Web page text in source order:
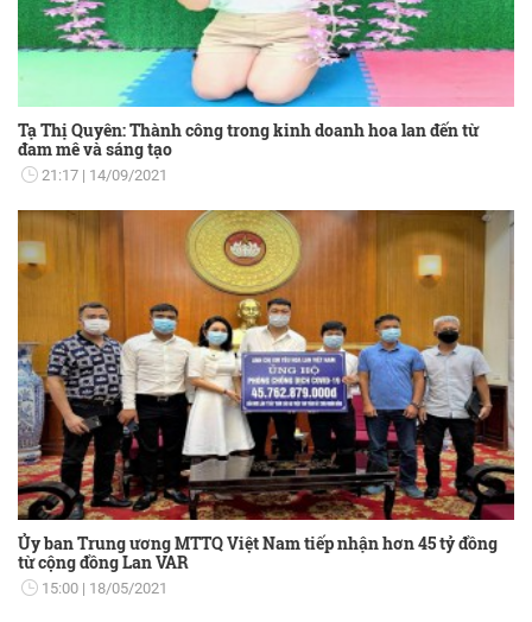
Tạ Thị Quyên: Thành công trong kinh doanh hoa lan đến từ
đam mê và sáng tạo
21:17 14/09/2021
Ủy ban Trung ương MTTQ Việt Nam tiếp nhận hơn 45 tỷ đồng
từ cộng đồng Lan VAR
15:00 18/05/2021